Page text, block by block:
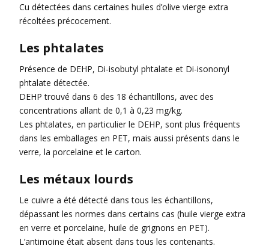
Cu détectées dans certaines huiles d’olive vierge extra
récoltées précocement.
Les phtalates
Présence de DEHP, Di-isobutyl phtalate et Di-isononyl
phtalate détectée.
DEHP trouvé dans 6 des 18 échantillons, avec des
concentrations allant de 0,1 à 0,23 mg/kg.
Les phtalates, en particulier le DEHP, sont plus fréquents
dans les emballages en PET, mais aussi présents dans le
verre, la porcelaine et le carton.
Les métaux lourds
Le cuivre a été détecté dans tous les échantillons,
dépassant les normes dans certains cas (huile vierge extra
en verre et porcelaine, huile de grignons en PET).
L’antimoine était absent dans tous les contenants.